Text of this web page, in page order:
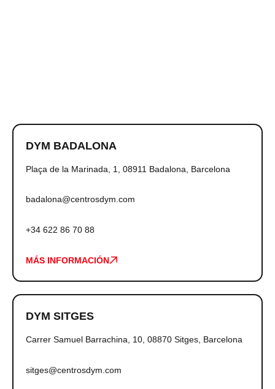
DYM BADALONA
Plaça de la Marinada, 1, 08911 Badalona, Barcelona
badalona@centrosdym.com
+34 622 86 70 88
MÁS INFORMACIÓN
DYM SITGES
Carrer Samuel Barrachina, 10, 08870 Sitges, Barcelona
sitges@centrosdym.com